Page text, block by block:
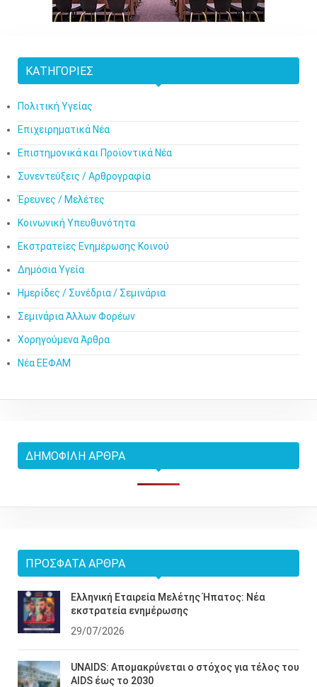
ΚΑΤΗΓΟΡΊΕΣ
Πολιτική Υγείας
Επιχειρηματικά Νέα
Επιστημονικά και Προϊοντικά Νέα
Συνεντεύξεις / Αρθρογραφία
Έρευνες / Μελέτες
Κοινωνική Υπευθυνότητα
Εκστρατείες Ενημέρωσης Κοινού
Δημόσια Υγεία
Ημερίδες / Συνέδρια / Σεμινάρια
Σεμινάρια Άλλων Φορέων
Χορηγούμενα Άρθρα
Νέα ΕΕΦΑΜ
ΔΗΜΟΦΙΛΉ ΆΡΘΡΑ
ΠΡΌΣΦΑΤΑ ΆΡΘΡΑ
Ελληνική Εταιρεία Μελέτης Ήπατος: Νέα
εκστρατεία ενημέρωσης
29/07/2026
UNAIDS: Απομακρύνεται ο στόχος για τέλος του
AIDS έως το 2030